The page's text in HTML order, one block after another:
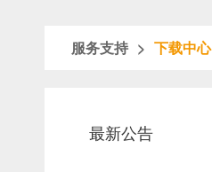
服务支持 > 下载中心
最新公告